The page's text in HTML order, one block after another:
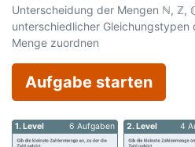
Unterscheidung der Mengen ℕ, ℤ,
unterschiedlicher Gleichungstypen
Menge zuordnen
Aufgabe starten
1. Level 6 Aufgaben 2. Level 4